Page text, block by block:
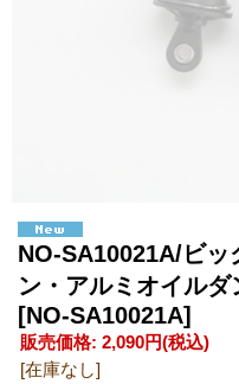
NO-SA10021A/ビッ
ン・アルミオイルダ
[NO-SA10021A]
販売価格: 2,090円(税込)
[在庫なし]